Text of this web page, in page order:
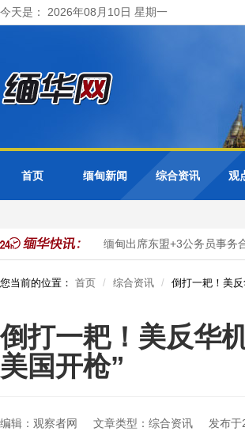
今天是： 2026年08月10日 星期一
首页 缅甸新闻 综合资讯 观
字化转型 缅甸出席东盟+3公务员事务合
您当前的位置： 首页 综合资讯 倒打一耙！美
倒打一耙！美反华
美国开枪”
编辑：观察者网 文章类型：综合资讯 发布